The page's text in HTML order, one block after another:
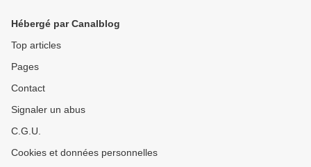
Hébergé par Canalblog
Top articles
Pages
Contact
Signaler un abus
C.G.U.
Cookies et données personnelles